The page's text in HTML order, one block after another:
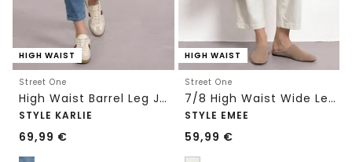
HIGH WAIST
Street One
High Waist Barrel Leg Jeans im Loose Fit
STYLE KARLIE
69,99 €
HIGH WAIST
Street One
7/8 High Waist Wide Leg Jeans im Loose Fit
STYLE EMEE
59,99 €